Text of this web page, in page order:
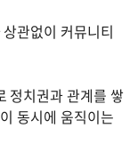
관없이 커뮤니티
정치권과 관계를 쌓
동시에 움직이는